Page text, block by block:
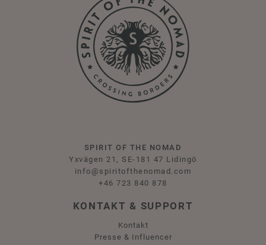
SPIRIT OF THE NOMAD
Yxvägen 21, SE-181 47 Lidingö
info@spiritofthenomad.com
+46 723 840 878
KONTAKT & SUPPORT
Kontakt
Presse & Influencer